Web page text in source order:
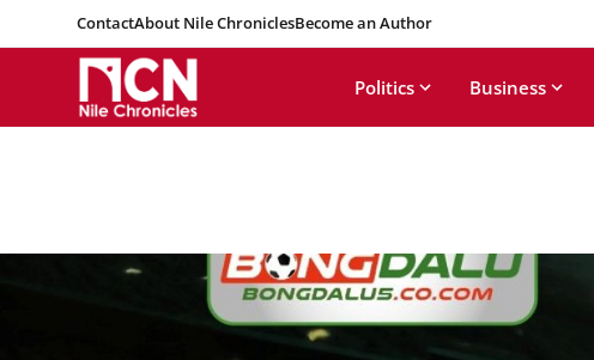
ContactAbout Nile ChroniclesBecome an Author
Politics Business